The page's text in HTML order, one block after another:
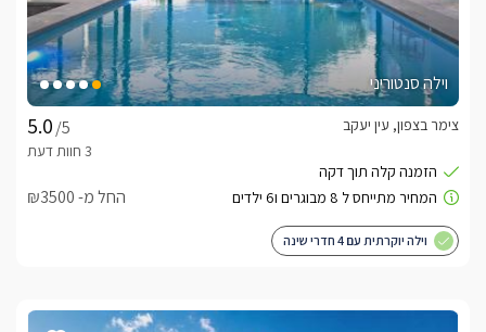
וילה סנטוריני
/5
צימר בצפון, עין יעקב
החל מ- ₪3500
וילה יוקרתית עם 4 חדרי שינה